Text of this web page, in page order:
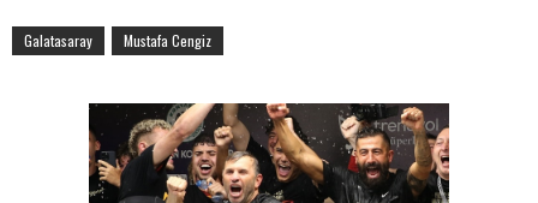
Galatasaray Mustafa Cengiz